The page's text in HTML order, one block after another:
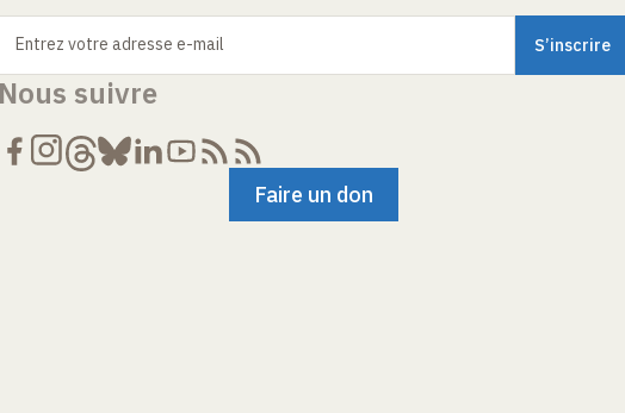
Entrez votre adresse e-mail
suivre
Faire un don